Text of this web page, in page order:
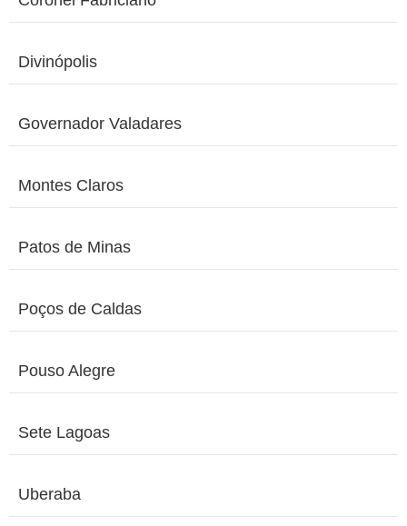
Divinópolis
Governador Valadares
Montes Claros
Patos de Minas
Poços de Caldas
Pouso Alegre
Sete Lagoas
Uberaba